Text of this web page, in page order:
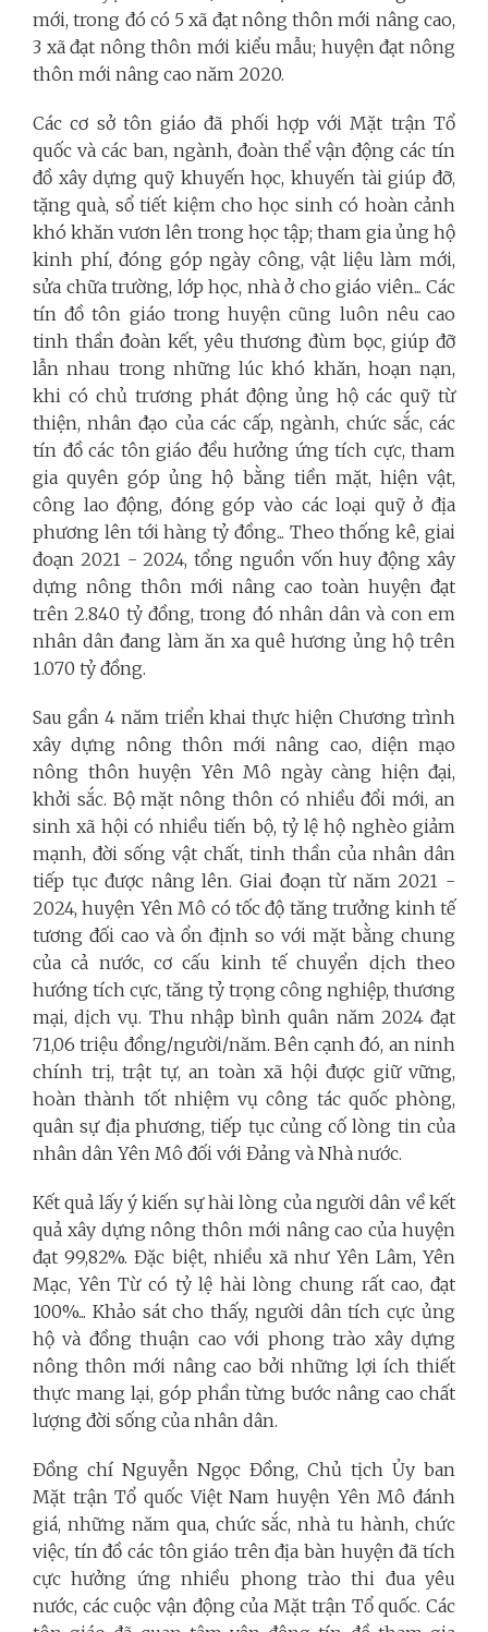
mới, trong đó có 5 xã đạt nông thôn mới nâng cao,
3 xã đạt nông thôn mới kiểu mẫu; huyện đạt nông
thôn mới nâng cao năm 2020.
Các cơ sở tôn giáo đã phối hợp với Mặt trận Tổ
quốc và các ban, ngành, đoàn thể vận động các tín
đồ xây dựng quỹ khuyến học, khuyến tài giúp đỡ,
tặng quà, sổ tiết kiệm cho học sinh có hoàn cảnh
khó khăn vươn lên trong học tập; tham gia ủng hộ
kinh phí, đóng góp ngày công, vật liệu làm mới,
sửa chữa trường, lớp học, nhà ở cho giáo viên... Các
tín đồ tôn giáo trong huyện cũng luôn nêu cao
tinh thần đoàn kết, yêu thương đùm bọc, giúp đỡ
lẫn nhau trong những lúc khó khăn, hoạn nạn,
khi có chủ trương phát động ủng hộ các quỹ từ
thiện, nhân đạo của các cấp, ngành, chức sắc, các
tín đồ các tôn giáo đều hưởng ứng tích cực, tham
gia quyên góp ủng hộ bằng tiền mặt, hiện vật,
công lao động, đóng góp vào các loại quỹ ở địa
phương lên tới hàng tỷ đồng... Theo thống kê, giai
đoạn 2021 - 2024, tổng nguồn vốn huy động xây
dựng nông thôn mới nâng cao toàn huyện đạt
trên 2.840 tỷ đồng, trong đó nhân dân và con em
nhân dân đang làm ăn xa quê hương ủng hộ trên
1.070 tỷ đồng.
Sau gần 4 năm triển khai thực hiện Chương trình
xây dựng nông thôn mới nâng cao, diện mạo
nông thôn huyện Yên Mô ngày càng hiện đại,
khởi sắc. Bộ mặt nông thôn có nhiều đổi mới, an
sinh xã hội có nhiều tiến bộ, tỷ lệ hộ nghèo giảm
mạnh, đời sống vật chất, tinh thần của nhân dân
tiếp tục được nâng lên. Giai đoạn từ năm 2021 -
2024, huyện Yên Mô có tốc độ tăng trưởng kinh tế
tương đối cao và ổn định so với mặt bằng chung
của cả nước, cơ cấu kinh tế chuyển dịch theo
hướng tích cực, tăng tỷ trọng công nghiệp, thương
mại, dịch vụ. Thu nhập bình quân năm 2024 đạt
71,06 triệu đồng/người/năm. Bên cạnh đó, an ninh
chính trị, trật tự, an toàn xã hội được giữ vững,
hoàn thành tốt nhiệm vụ công tác quốc phòng,
quân sự địa phương, tiếp tục củng cố lòng tin của
nhân dân Yên Mô đối với Đảng và Nhà nước.
Kết quả lấy ý kiến sự hài lòng của người dân về kết
quả xây dựng nông thôn mới nâng cao của huyện
đạt 99,82%. Đặc biệt, nhiều xã như Yên Lâm, Yên
Mạc, Yên Từ có tỷ lệ hài lòng chung rất cao, đạt
100%... Khảo sát cho thấy, người dân tích cực ủng
hộ và đồng thuận cao với phong trào xây dựng
nông thôn mới nâng cao bởi những lợi ích thiết
thực mang lại, góp phần từng bước nâng cao chất
lượng đời sống của nhân dân.
Đồng chí Nguyễn Ngọc Đồng, Chủ tịch Ủy ban
Mặt trận Tổ quốc Việt Nam huyện Yên Mô đánh
giá, những năm qua, chức sắc, nhà tu hành, chức
việc, tín đồ các tôn giáo trên địa bàn huyện đã tích
cực hưởng ứng nhiều phong trào thi đua yêu
nước, các cuộc vận động của Mặt trận Tổ quốc. Các